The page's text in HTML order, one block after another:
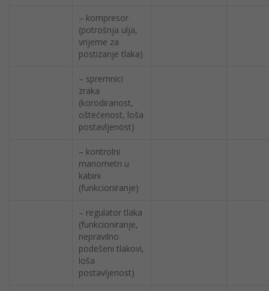
– kompresor
(potrošnja ulja,
vrijeme za
postizanje tlaka)
– spremnici
zraka
(korodiranost,
oštećenost, loša
postavljenost)
– kontrolni
manometri u
kabini
(funkcioniranje)
– regulator tlaka
(funkcioniranje,
nepravilno
podešeni tlakovi,
loša
postavljenost)